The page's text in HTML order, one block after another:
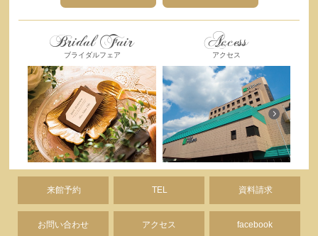
Bridal Fair
ブライダルフェア
Access
アクセス
来館予約 TEL 資料請求
お問い合わせ アクセス facebook